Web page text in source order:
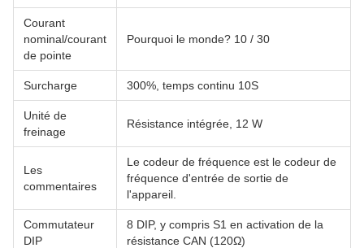
Courant
nominal/courant
de pointe
Pourquoi le monde? 10 / 30
Surcharge 300%, temps continu 10S
Unité de
freinage
Résistance intégrée, 12 W
Les
commentaires
Le codeur de fréquence est le codeur de
fréquence d'entrée de sortie de
l'appareil.
Commutateur
DIP
8 DIP, y compris S1 en activation de la
résistance CAN (120Ω)